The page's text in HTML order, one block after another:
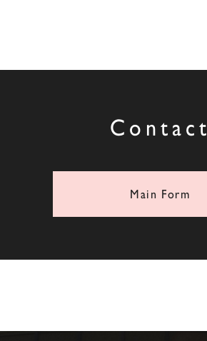
Contact
Main Form